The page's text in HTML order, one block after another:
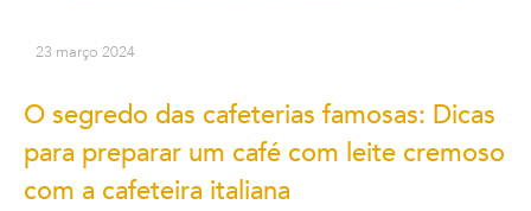
23 março 2024
O segredo das cafeterias famosas: Dicas
para preparar um café com leite cremoso
com a cafeteira italiana